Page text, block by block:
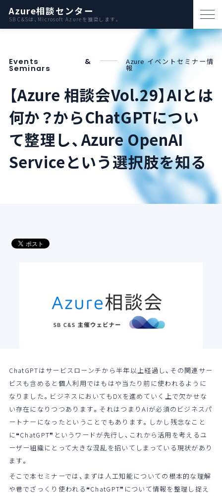
Azure相談センター
SB C&Sは、Microsoft Azureを推奨します。
パートナー支援
資料ダウンロード
お問い合わせ
Azureとは
AWS比較
イベント・セミナー
よくある質問
Events &
Seminars
Azure イベントセミナー情
報
【Azure 相談会Vol.29】AIとは
何か？からChatGPTについ
て整理し、Azure OpenAI
Serviceという選択肢を知る
ChatGPTはサービスローンチから半年以上経過し、その関連サー
ビスも含めると個人利用ではもはや当たり前に使われるように
なりました。ビジネスにおいてもDXを進めていく上で欠かせな
い存在になりつつあります。それはつまりAIが必須のビジネスパ
ートナーになったということでもあります。しかし残念なこと
に❝ChatGPT❞というワードが先行し、これから活用を考えるユ
ーザー組織にとって大きな混乱を招いてしまっている現状があり
ます。
そこで本セミナーでは、まずは人工知能についての根本的な理解
や巷でざっくり使われる❝ChatGPT❞について情報を整理し捉え